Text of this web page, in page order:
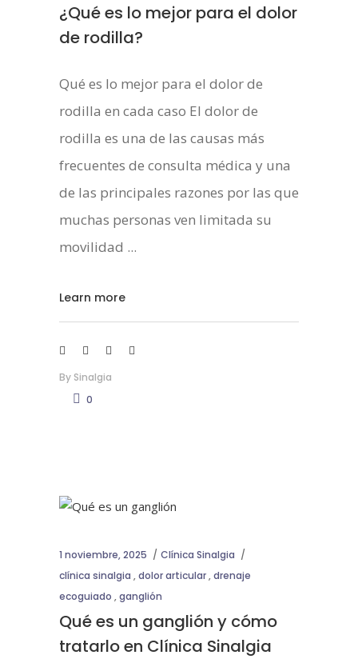
¿Qué es lo mejor para el dolor
de rodilla?
Qué es lo mejor para el dolor de
rodilla en cada caso El dolor de
rodilla es una de las causas más
frecuentes de consulta médica y una
de las principales razones por las que
muchas personas ven limitada su
movilidad
Learn more
By Sinalgia
0
1 noviembre, 2025
Clínica Sinalgia
clínica sinalgia ,dolor articular,drenaje
ecoguiado ,ganglión
Qué es un ganglión y cómo
tratarlo en Clínica Sinalgia